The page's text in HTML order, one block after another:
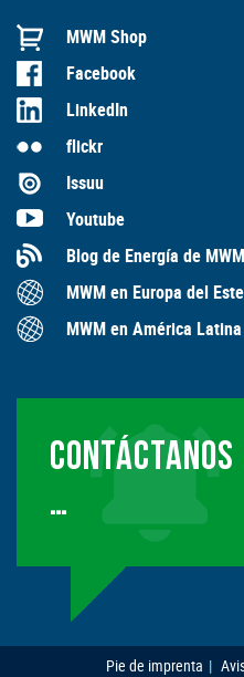
MWM Shop
Facebook
LinkedIn
flickr
Issuu
Youtube
Blog de Energía de MWM
MWM en Europa del
MWM en América Latina
CONTÁCTANOS
…
Pie de imprenta